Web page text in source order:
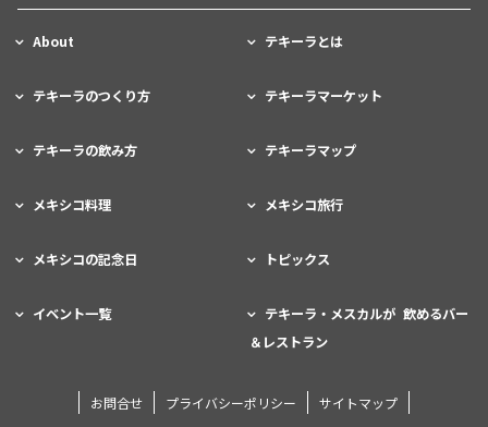
About テキーラとは
テキーラのつくり方 テキーラマーケット
テキーラの飲み方 テキーラマップ
メキシコ料理 メキシコ旅行
メキシコの記念日 トピックス
イベント一覧
テキーラ・メスカルが 飲めるバー
＆レストラン
お問合せ プライバシーポリシー サイトマップ